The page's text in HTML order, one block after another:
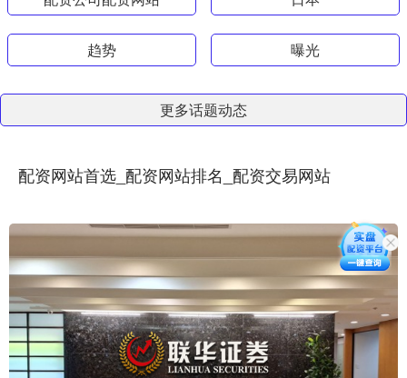
趋势 曝光
更多话题动态
配资网站首选_配资网站排名_配资交易网站